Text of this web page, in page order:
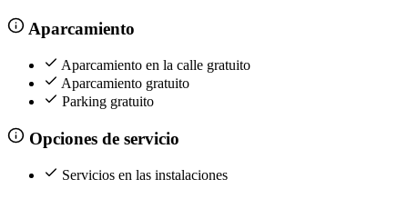
Aparcamiento
Aparcamiento en la calle gratuito
Aparcamiento gratuito
Parking gratuito
Opciones de servicio
Servicios en las instalaciones